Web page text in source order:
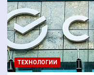
ТЕХНОЛОГИИ